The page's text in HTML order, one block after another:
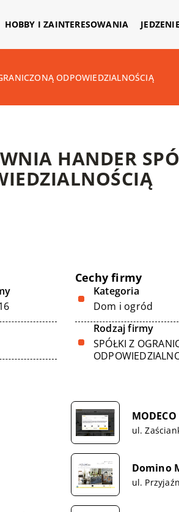
HOBBY I ZAINTERESOWANIA
ODPOWIEDZIALNOŚCIĄ
HANDER
Cechy firmy
Kategoria
Dom i ogród
Rodzaj firmy
SPÓŁKI Z
ul.
Domino
ul.